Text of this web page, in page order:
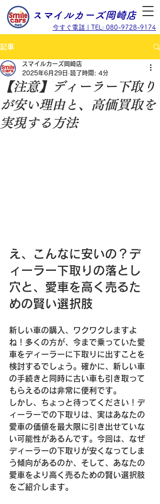
スマイルカーズ岡崎店
今すぐ電話 | TEL: 080-9728-9174
記事
【注意】ディーラー下取り
が安い理由と、高価買取を
実現する方法
スマイルカーズ岡崎店
2025年6月29日 読了時間: 4分
え、こんなに安いの？デ
ィーラー下取りの落とし
穴と、愛車を高く売るた
めの賢い選択肢
新しい車の購入、ワクワクしますよ
ね！多くの方が、今まで乗っていた愛
車をディーラーに下取りに出すことを
検討するでしょう。確かに、新しい車
の手続きと同時に古い車も引き取って
もらえるのは非常に便利です。
しかし、ちょっと待ってください！デ
ィーラーでの下取りは、実はあなたの
愛車の価値を最大限に引き出せていな
い可能性があるんです。今回は、なぜ
ディーラーの下取りが安くなってしま
う傾向があるのか、そして、あなたの
愛車をより高く売るための賢い選択肢
をご紹介します。